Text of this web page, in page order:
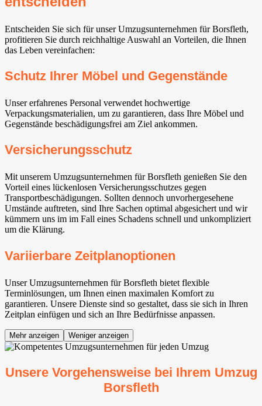
Entscheiden Sie sich für unser Umzugsunternehmen für Borsfleth,
profitieren Sie durch reichhaltige Auswahl an Vorteilen, die Ihnen
das Leben vereinfachen:
Schutz Ihrer Möbel und Gegenstände
Unser erfahrenes Personal verwendet hochwertige
Verpackungsmaterialien, um zu garantieren, dass Ihre Möbel und
Gegenstände beschädigungsfrei am Ziel ankommen.
Versicherungsschutz
Mit unserem Umzugsunternehmen für Borsfleth genießen Sie den
Vorteil eines lückenlosen Versicherungsschutzes gegen
Transportbeschädigungen. Sollten dennoch unvorhergesehene
Umstände auftreten, sind Ihre Sachen optimal abgesichert und wir
kümmern uns im im Fall eines Schadens schnell und unkompliziert
um die Klärung.
Variierbare Zeitplanoptionen
Unser Umzugsunternehmen für Borsfleth bietet flexible
Terminlösungen, um Ihnen einen maximalen Komfort zu
garantieren. Unsere Dienste sind so gestaltet, dass sie sich in Ihren
Zeitplan einfügen und sich an Ihre Bedürfnisse anpassen.
Mehr anzeigen Weniger anzeigen
Unsere Vorgehensweise bei Ihrem Umzug
Borsfleth